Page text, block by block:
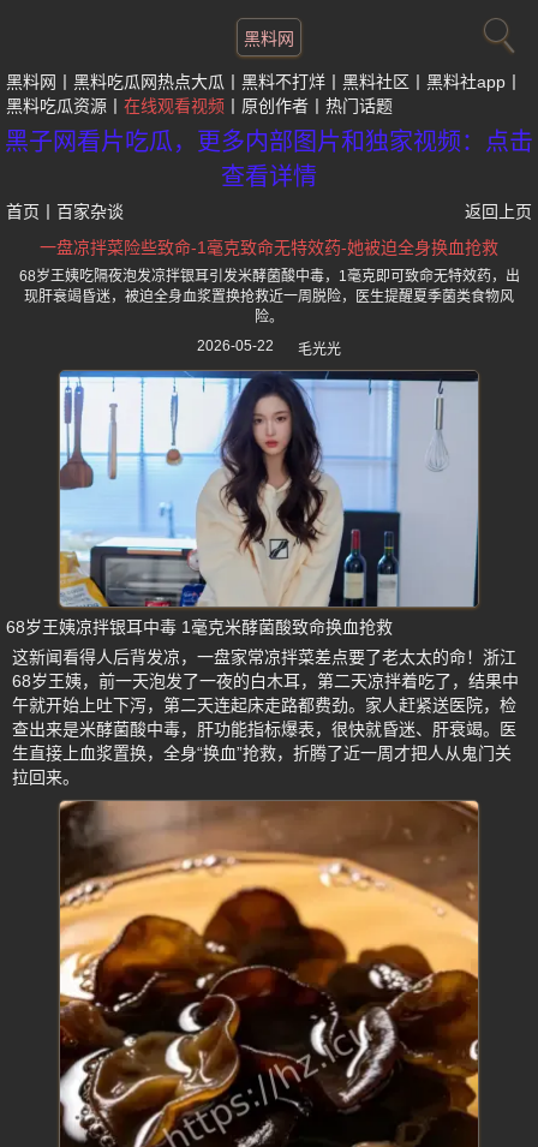
黑料网
黑料网 黑料吃瓜网热点大瓜 黑料不打烊 黑料社区
黑料社app
黑料吃瓜资源
在线观看视频 原创作者 热门话题
黑子网看片吃瓜，更多内部图片和独家视频：点击
查看详情
首页 百家杂谈
返回上页
一盘凉拌菜险些致命-1毫克致命无特效药-她被迫全身换血抢救
68岁王姨吃隔夜泡发凉拌银耳引发米酵菌酸中毒，1毫克即可致命无特效药，出
现肝衰竭昏迷，被迫全身血浆置换抢救近一周脱险，医生提醒夏季菌类食物风
险。
2026-05-22
毛光光
68岁王姨凉拌银耳中毒 1毫克米酵菌酸致命换血抢救
这新闻看得人后背发凉，一盘家常凉拌菜差点要了老太太的命！浙江
68岁王姨，前一天泡发了一夜的白木耳，第二天凉拌着吃了，结果中
午就开始上吐下泻，第二天连起床走路都费劲。家人赶紧送医院，检
查出来是米酵菌酸中毒，肝功能指标爆表，很快就昏迷、肝衰竭。医
生直接上血浆置换，全身“换血”抢救，折腾了近一周才把人从鬼门关
拉回来。